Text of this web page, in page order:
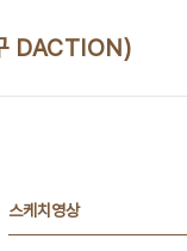
DACTION)
스케치영상